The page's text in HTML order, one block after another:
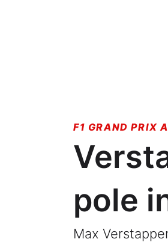
F1 GRAND PRIX
pole
Max